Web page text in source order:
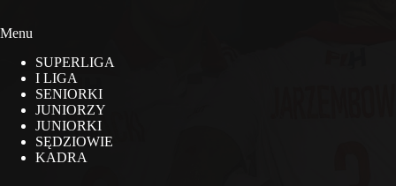
Menu
SUPERLIGA
I LIGA
SENIORKI
JUNIORZY
JUNIORKI
SĘDZIOWIE
KADRA